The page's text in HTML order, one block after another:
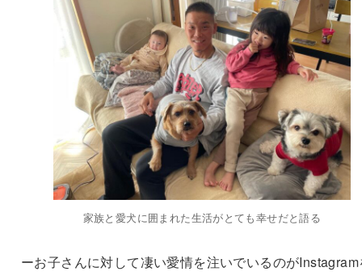
家族と愛犬に囲まれた生活がとても幸せだと語る
ーお子さんに対して凄い愛情を注いでいるのがInstagram